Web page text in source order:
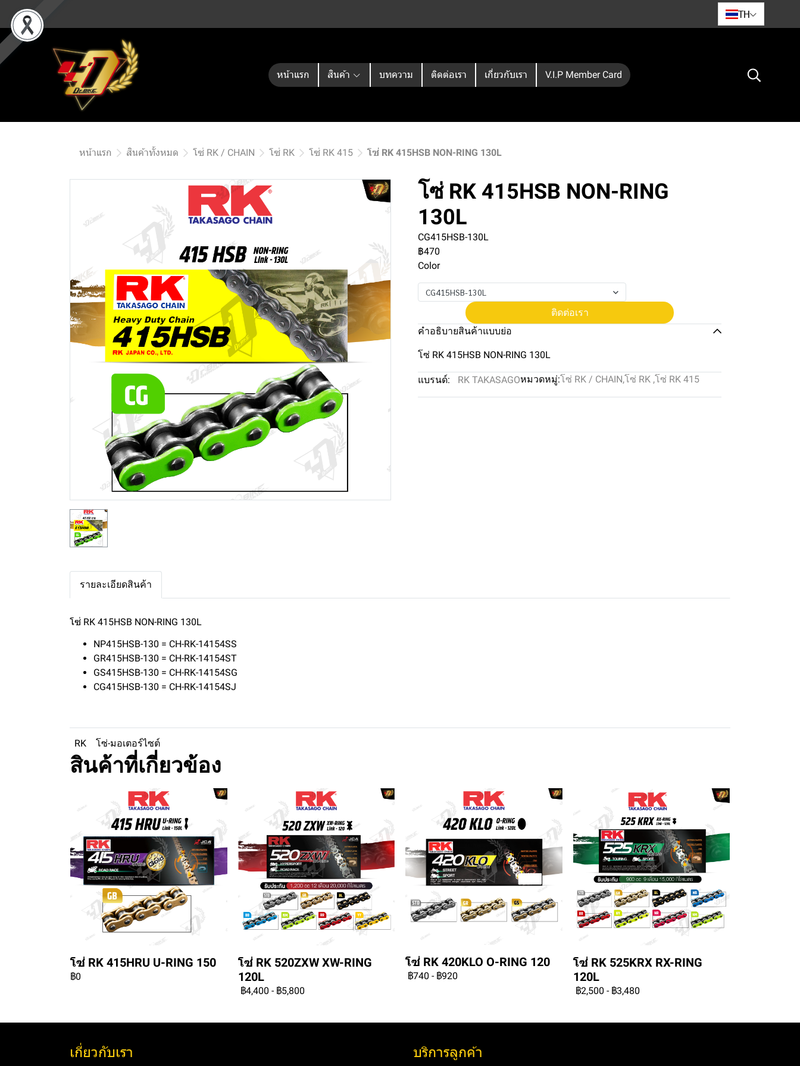
TH
หน้าแรก สินค้า บทความ ติดต่อเรา เกี่ยวกับเรา V.I.P Member Card
หน้าแรก สินค้าทั้งหมด โซ่ RK / CHAIN โซ่ RK โซ่ RK 415 โซ่ RK 415HSB NON-RING 130L
โซ่ RK 415HSB NON-RING
130L
CG415HSB-130L
฿470
Color
CG415HSB-130L
ติดต่อเรา
คำอธิบายสินค้าแบบย่อ
โซ่ RK 415HSB NON-RING 130L
แบรนด์: RK TAKASAGOหมวดหมู่:โซ่ RK / CHAIN,โซ่ RK ,โซ่ RK 415
รายละเอียดสินค้า
โซ่ RK 415HSB NON-RING 130L
NP415HSB-130 = CH-RK-14154SS
GR415HSB-130 = CH-RK-14154ST
GS415HSB-130 = CH-RK-14154SG
CG415HSB-130 = CH-RK-14154SJ
RK โซ่-มอเตอร์ไซต์
สินค้าที่เกี่ยวข้อง
โซ่ RK 415HRU U-RING 150
฿0
โซ่ RK 520ZXW XW-RING
120L
฿4,400 - ฿5,800
โซ่ RK 420KLO O-RING 120
฿740 - ฿920
โซ่ RK 525KRX RX-RING
120L
฿2,500 - ฿3,480
เกี่ยวกับเรา บริการลูกค้า